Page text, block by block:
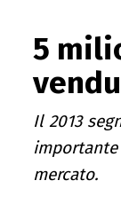
5
Il 2013
mercato.